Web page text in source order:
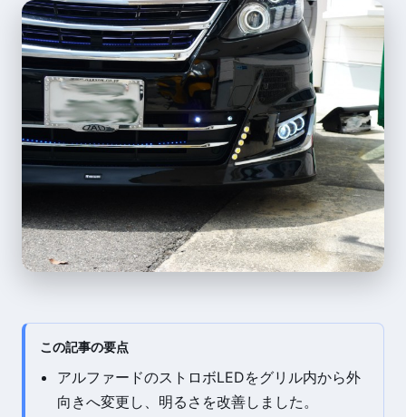
この記事の要点
アルファードのストロボLEDをグリル内から外
向きへ変更し、明るさを改善しました。